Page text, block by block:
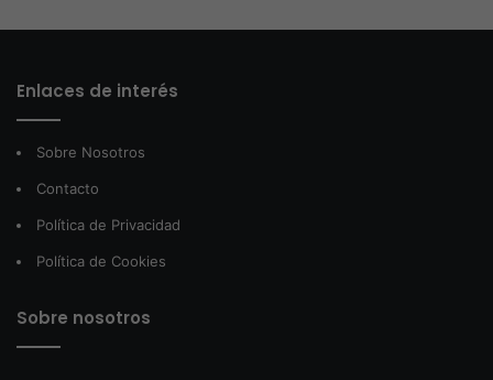
Enlaces de interés
Sobre Nosotros
Contacto
Política de Privacidad
Política de Cookies
Sobre nosotros